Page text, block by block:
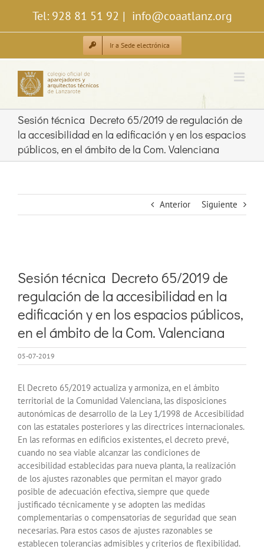
contenido
Tel: 928 81 51 92 | info@coaatlanz.org
Ir a Sede electrónica
Sesión técnica Decreto 65/2019 de regulación de
la accesibilidad en la edificación y en los espacios
públicos, en el ámbito de la Com. Valenciana
Anterior Siguiente
más
grande
Sesión técnica Decreto 65/2019 de
regulación de la accesibilidad en la
edificación y en los espacios públicos,
en el ámbito de la Com. Valenciana
05-07-2019
El Decreto 65/2019 actualiza y armoniza, en el ámbito
territorial de la Comunidad Valenciana, las disposiciones
autonómicas de desarrollo de la Ley 1/1998 de Accesibilidad
con las estatales posteriores y las directrices internacionales.
En las reformas en edificios existentes, el decreto prevé,
cuando no sea viable alcanzar las condiciones de
accesibilidad establecidas para nueva planta, la realización
de los ajustes razonables que permitan el mayor grado
posible de adecuación efectiva, siempre que quede
justificado técnicamente y se adopten las medidas
complementarias o compensatorias de seguridad que sean
necesarias. Para estos casos de ajustes razonables se
establecen tolerancias admisibles y criterios de flexibilidad.